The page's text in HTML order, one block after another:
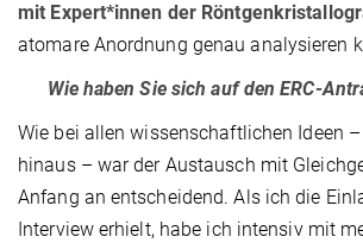
mit Expert*innen der
atomare Anordnung genau analysieren
Wie haben Sie sich auf den ERC-
Wie bei allen wissenschaftlichen Ideen
hinaus – war der Austausch mit
Anfang an entscheidend. Als ich die
Interview erhielt, habe ich intensiv mit